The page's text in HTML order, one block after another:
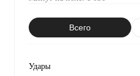
Всего
Удары